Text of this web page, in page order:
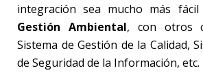
integración sea mucho más fácil
Gestión Ambiental, con otros
Sistema de Gestión de la Calidad,
de Seguridad de la Información, etc.